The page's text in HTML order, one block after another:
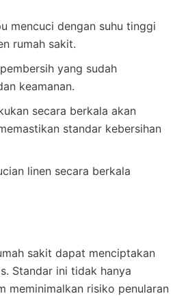
mencuci dengan suhu tinggi
rumah sakit.
yang sudah
keamanan.
secara berkala akan
standar kebersihan
linen secara berkala
sakit dapat menciptakan
Standar ini tidak hanya
meminimalkan risiko penularan